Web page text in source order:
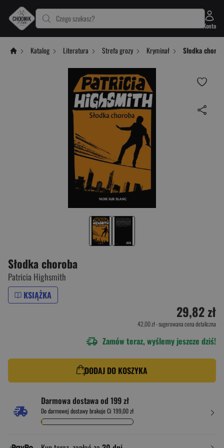
Czego szukasz?
Konto
Katalog Literatura Strefa grozy Kryminał Słodka
Słodka choroba
Patricia Highsmith
KSIĄŻKA
29,82 zł
42,00 zł- sugerowana cena detaliczna
Zamów teraz, wyślemy jeszcze dziś!
DODAJ DO KOSZYKA
Darmowa dostawa od 199 zł
Do darmowej dostawy brakuje Ci 199,00 zł